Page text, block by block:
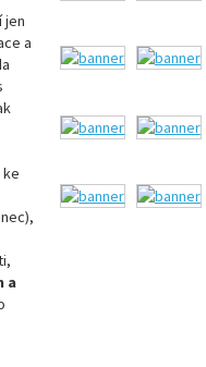
jen
a
a